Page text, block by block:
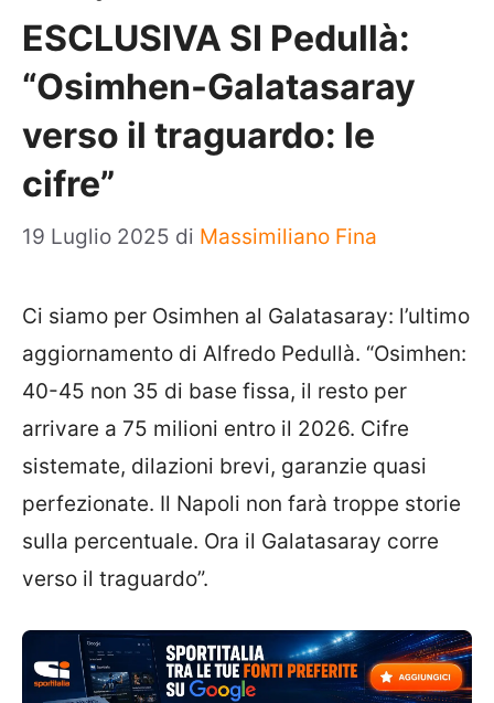
ESCLUSIVA SI Pedullà:
“Osimhen-Galatasaray
verso il traguardo: le
cifre”
19 Luglio 2025 di Massimiliano Fina
Ci siamo per Osimhen al Galatasaray: l’ultimo
aggiornamento di Alfredo Pedullà. “Osimhen:
40-45 non 35 di base fissa, il resto per
arrivare a 75 milioni entro il 2026. Cifre
sistemate, dilazioni brevi, garanzie quasi
perfezionate. Il Napoli non farà troppe storie
sulla percentuale. Ora il Galatasaray corre
verso il traguardo”.